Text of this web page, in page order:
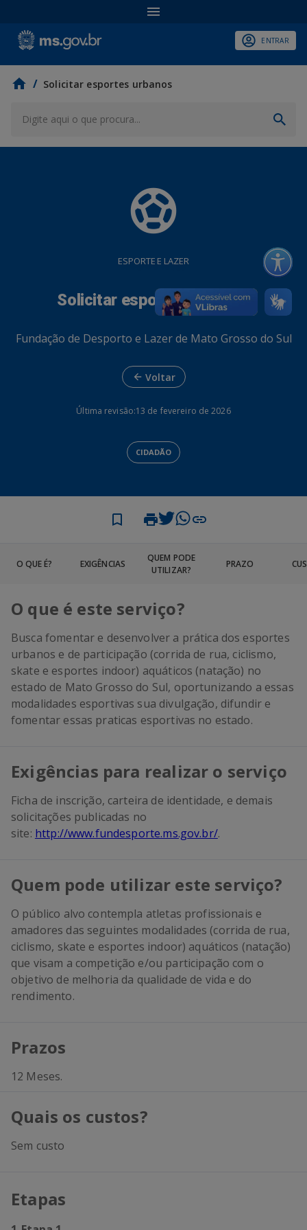
ENTRAR
/ Solicitar esportes urbanos
ESPORTE E LAZER
Solicitar esportes urbanos
Fundação de Desporto e Lazer de Mato Grosso do Sul
Voltar
Última revisão:13 de fevereiro de 2026
CIDADÃO
sports_soccer
O QUE É? EXIGÊNCIAS
QUEM PODE
UTILIZAR?
PRAZO
O que é este serviço?
Busca fomentar e desenvolver a prática dos esportes
urbanos e de participação (corrida de rua, ciclismo,
skate e esportes indoor) aquáticos (natação) no
estado de Mato Grosso do Sul, oportunizando a essas
modalidades esportivas sua divulgação, difundir e
fomentar essas praticas esportivas no estado.
Exigências para realizar o serviço
Ficha de inscrição, carteira de identidade, e demais
solicitações publicadas no
site: http://www.fundesporte.ms.gov.br/.
Quem pode utilizar este serviço?
O público alvo contempla atletas profissionais e
amadores das seguintes modalidades (corrida de rua,
ciclismo, skate e esportes indoor) aquáticos (natação)
que visam a competição e/ou participação com o
objetivo de melhoria da qualidade de vida e do
rendimento.
Prazos
12 Meses.
Quais os custos?
Sem custo
Etapas